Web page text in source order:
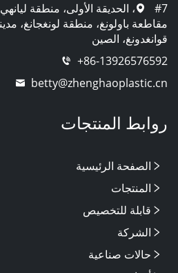
#7، الحديقة الأولى، منطقة
مقاطعة باولونغ، منطقة لونغجانغ،
قوانغدونغ، الصين
+86-13926576592
betty@zhenghaoplastic.cn
روابط المنتجات
الصفحة الرئيسية
المنتجات
قابلة للتخصيص
الشركة
حالات صناعية